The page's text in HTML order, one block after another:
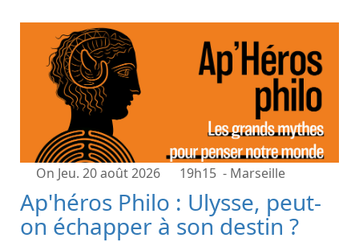
On Jeu. 20 août 2026 19h15 - Marseille
Ap'héros Philo : Ulysse, peut-
on échapper à son destin ?